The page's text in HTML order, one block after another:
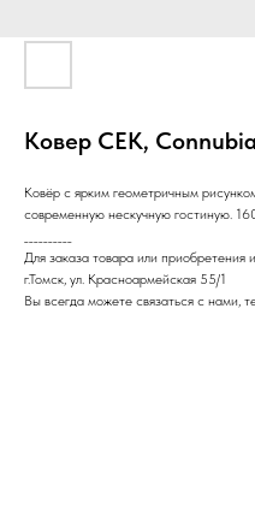
Ковер CEK, Connubia
Ковёр с ярким геометричным
современную нескучную гостиную.
Для заказа товара или приобретения
г.Томск, ул. Красноармейская 55/1
Вы всегда можете связаться с